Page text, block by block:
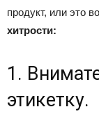
продукт, или это
хитрости:
1.
этикетку.